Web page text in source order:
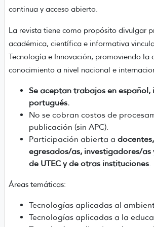
continua y acceso abierto.
La revista tiene como propósito divulgar
académica, científica e informativa
Tecnología e Innovación, promoviendo la
conocimiento a nivel nacional e
Se aceptan trabajos en español,
portugués.
No se cobran costos de
publicación (sin APC).
Participación abierta a
egresados/as, investigadores/as
de UTEC y de otras instituciones
Áreas temáticas:
Tecnologías aplicadas al
Tecnologías aplicadas a la